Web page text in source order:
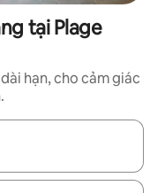
tại Plage
hạn, cho cảm giác
phím mũi tên lên và